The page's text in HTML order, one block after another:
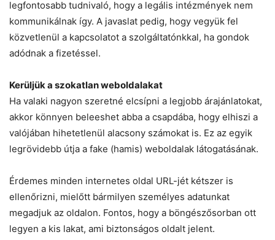
legfontosabb tudnivaló, hogy a legális intézmények nem
kommunikálnak így. A javaslat pedig, hogy vegyük fel
közvetlenül a kapcsolatot a szolgáltatónkkal, ha gondok
adódnak a fizetéssel.
Kerüljük a szokatlan weboldalakat
Ha valaki nagyon szeretné elcsípni a legjobb árajánlatokat,
akkor könnyen beleeshet abba a csapdába, hogy elhiszi a
valójában hihetetlenül alacsony számokat is. Ez az egyik
legrövidebb útja a fake (hamis) weboldalak látogatásának.
Érdemes minden internetes oldal URL-jét kétszer is
ellenőrizni, mielőtt bármilyen személyes adatunkat
megadjuk az oldalon. Fontos, hogy a böngészősorban ott
legyen a kis lakat, ami biztonságos oldalt jelent.